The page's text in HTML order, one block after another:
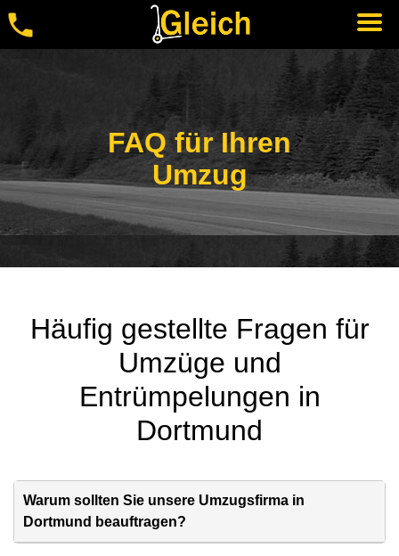
drücken)
FAQ für Ihren
Umzug
Häufig gestellte Fragen für
Umzüge und
Entrümpelungen in
Dortmund
Warum sollten Sie unsere Umzugsfirma in
Dortmund beauftragen?